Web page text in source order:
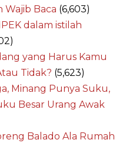
Wajib Baca (6,603)
dalam istilah
yang Harus Kamu
Tidak? (5,623)
Minang Punya Suku,
Besar Urang Awak
Balado Ala Rumah